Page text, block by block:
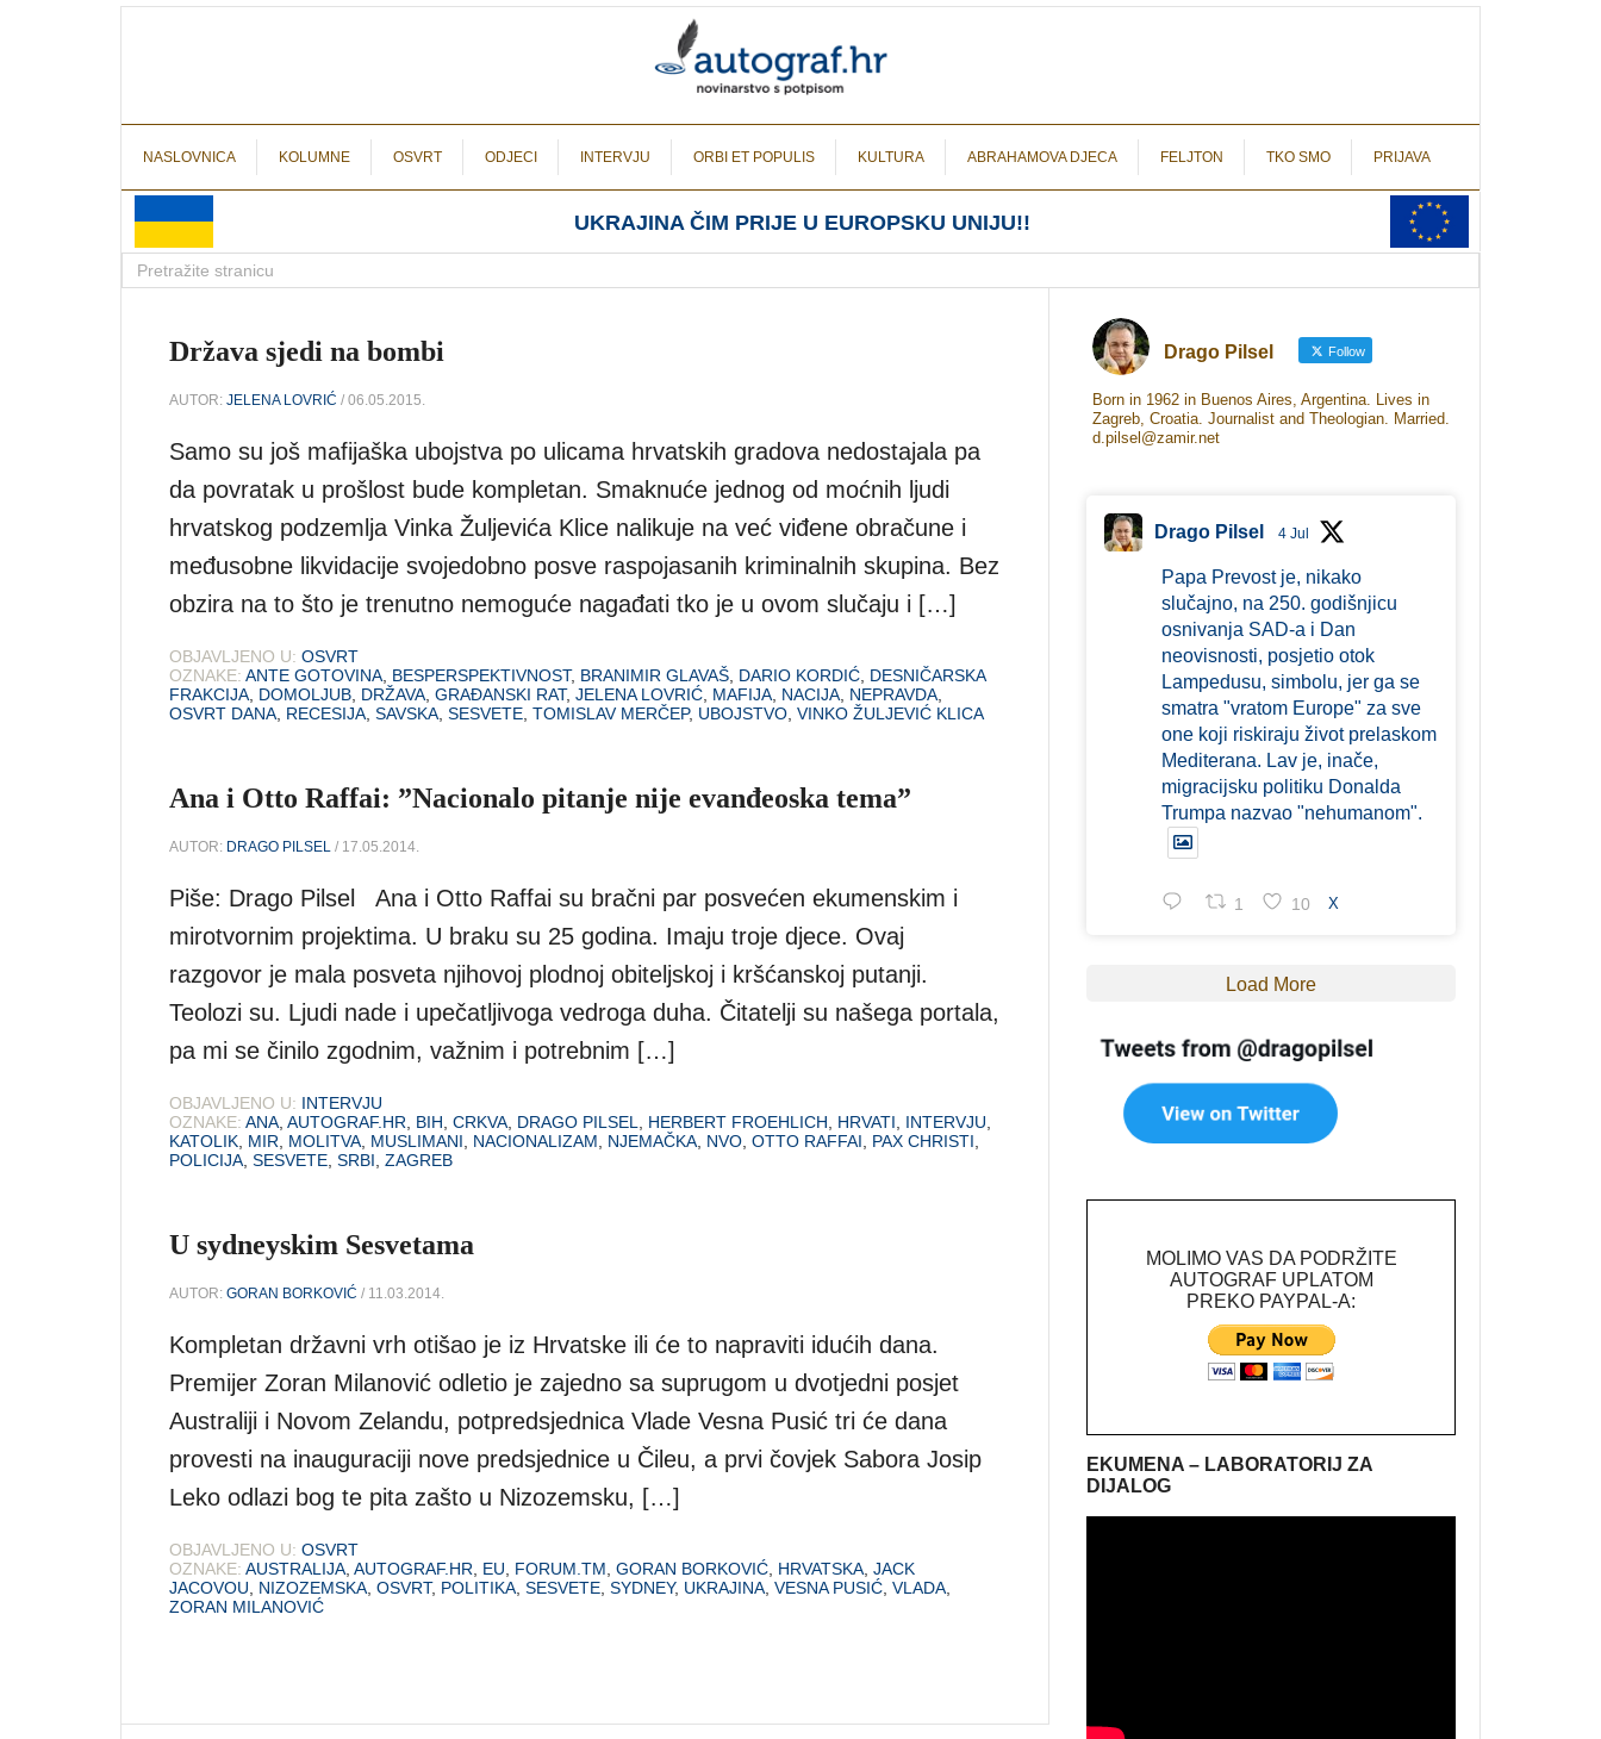
NASLOVNICA KOLUMNE OSVRT ODJECI INTERVJU ORBI ET POPULIS KULTURA ABRAHAMOVA DJECA FELJTON TKO SMO PRIJAVA
UKRAJINA ČIM PRIJE U EUROPSKU UNIJU!!
Država sjedi na bombi
AUTOR: JELENA LOVRIĆ / 06.05.2015.
Samo su još mafijaška ubojstva po ulicama hrvatskih gradova nedostajala pa
da povratak u prošlost bude kompletan. Smaknuće jednog od moćnih ljudi
hrvatskog podzemlja Vinka Žuljevića Klice nalikuje na već viđene obračune i
međusobne likvidacije svojedobno posve raspojasanih kriminalnih skupina. Bez
obzira na to što je trenutno nemoguće nagađati tko je u ovom slučaju i […]
OBJAVLJENO U: OSVRT
OZNAKE: ANTE GOTOVINA BESPERSPEKTIVNOST, BRANIMIR GLAVAŠ DARIO KORDIĆ DESNIČARSKA
FRAKCIJA DOMOLJUB DRŽAVA GRAĐANSKI RAT, JELENA LOVRIĆ MAFIJA NACIJA NEPRAVDA
OSVRT DANA RECESIJA SAVSKA SESVETE TOMISLAV MERČEP, UBOJSTVO VINKO ŽULJEVIĆ KLICA
Ana i Otto Raffai: ”Nacionalo pitanje nije evanđeoska tema”
AUTOR: DRAGO PILSEL / 17.05.2014.
Piše: Drago Pilsel Ana i Otto Raffai su bračni par posvećen ekumenskim i
mirotvornim projektima. U braku su 25 godina. Imaju troje djece. Ovaj
razgovor je mala posveta njihovoj plodnoj obiteljskoj i kršćanskoj putanji.
Teolozi su. Ljudi nade i upečatljivoga vedroga duha. Čitatelji su našega portala,
pa mi se činilo zgodnim, važnim i potrebnim […]
OBJAVLJENO U: INTERVJU
OZNAKE: ANA AUTOGRAF.HR BIH CRKVA DRAGO PILSEL HERBERT FROEHLICH HRVATI INTERVJU
KATOLIK MIR MOLITVA MUSLIMANI NACIONALIZAM NJEMAČKA NVO OTTO RAFFAI PAX CHRISTI
POLICIJA SESVETE SRBI ZAGREB
U sydneyskim Sesvetama
AUTOR: GORAN BORKOVIĆ / 11.03.2014.
Kompletan državni vrh otišao je iz Hrvatske ili će to napraviti idućih dana.
Premijer Zoran Milanović odletio je zajedno sa suprugom u dvotjedni posjet
Australiji i Novom Zelandu, potpredsjednica Vlade Vesna Pusić tri će dana
provesti na inauguraciji nove predsjednice u Čileu, a prvi čovjek Sabora Josip
Leko odlazi bog te pita zašto u Nizozemsku, […]
OBJAVLJENO U: OSVRT
OZNAKE: AUSTRALIJA AUTOGRAF.HR EU FORUM.TM GORAN BORKOVIĆ HRVATSKA JACK
JACOVOU
NIZOZEMSKA OSVRT, POLITIKA SESVETE SYDNEY, UKRAJINA VESNA PUSIĆ VLADA
ZORAN MILANOVIĆ
Drago Pilsel Follow
Born in 1962 in Buenos Aires, Argentina. Lives in
Zagreb, Croatia. Journalist and Theologian. Married.
d.pilsel@zamir.net
Drago Pilsel 4 Jul
Papa Prevost je, nikako
slučajno, na 250. godišnjicu
osnivanja SAD-a i Dan
neovisnosti, posjetio otok
Lampedusu, simbolu, jer ga se
smatra "vratom Europe" za sve
one koji riskiraju život prelaskom
Mediterana. Lav je, inače,
migracijsku politiku Donalda
Trumpa nazvao "nehumanom".
1 10 X
Load More
MOLIMO VAS DA PODRŽITE
AUTOGRAF UPLATOM
PREKO PAYPAL-A:
EKUMENA – LABORATORIJ ZA
DIJALOG